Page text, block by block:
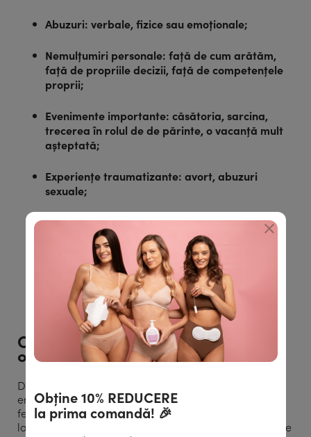
Abuzuri: verbale, fizice sau emoționale;
Nemulțumiri personale: față de cum arătăm,
față de propriile decizii, față de competențele
proprii;
Evenimente importante: căsătoria, sarcina,
trecerea în rolul de de părinte, o vacanță mult
așteptată;
Experiențe traumatizante: avort, abuzuri
sexuale;
Probleme la scară largă: războaie, atacuri,
pandemii, dezastre naturale, poluare;
Probleme de integrare socială: discriminare,
bullying, hate.
Cum afectează stresul diverse
organe / funcții?
Din cauza stării de încordare atât fizice cât și
emoționale, corpul resimte stresul în foarte multe
feluri. Ceea ce înseamnă că o expunere îndelungată
la factori stresanți ne poate perturba funcțiile normale
Obține 10% REDUCERE
la prima comandă! 🎉